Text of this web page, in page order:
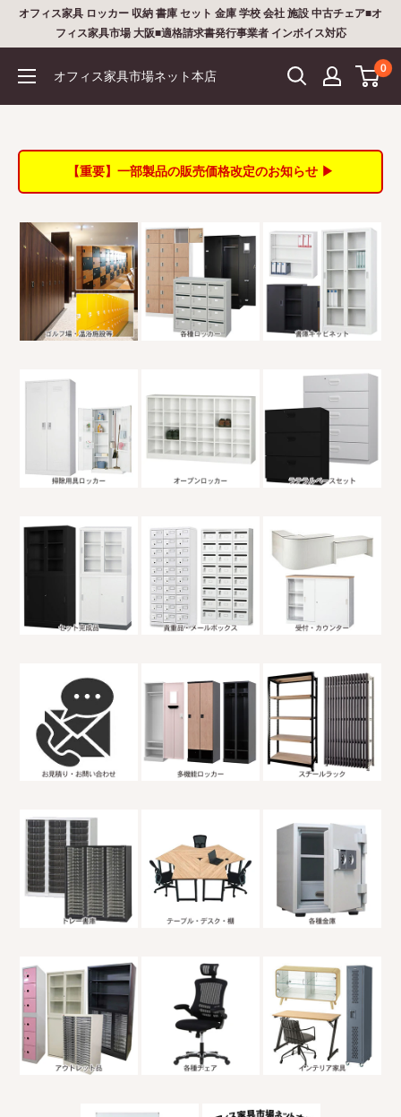
ツ
オフィス家具 ロッカー 収納 書庫 セット 金庫 学校 会社 施設 中古チェア■オ
フィス家具市場 大阪■適格請求書発行事業者 インボイス対応
オフィス家具市場ネット本店
0
【重要】一部製品の販売価格改定のお知らせ ▶